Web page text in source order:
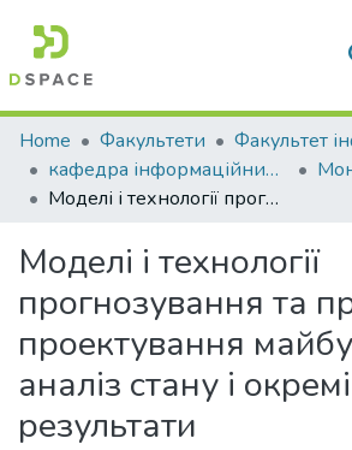
Communities & Collections
All of DSpace
Home Факультети
кафедра інформаційних технологій та програмування
Моделі і технології прогнозування та проблема проектування майбутнього: аналіз стану і окремі результати
Моделі і технології
прогнозування та
проектування
аналіз стану і окремі
результати